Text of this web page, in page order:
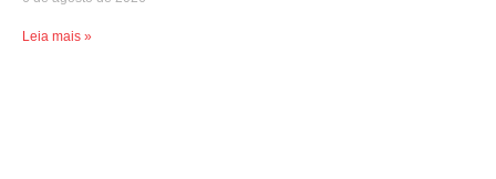
Leia mais »